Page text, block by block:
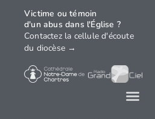
Victime ou témoin
d'un abus dans l'Église ?
Contactez la cellule d'écoute
du diocèse →